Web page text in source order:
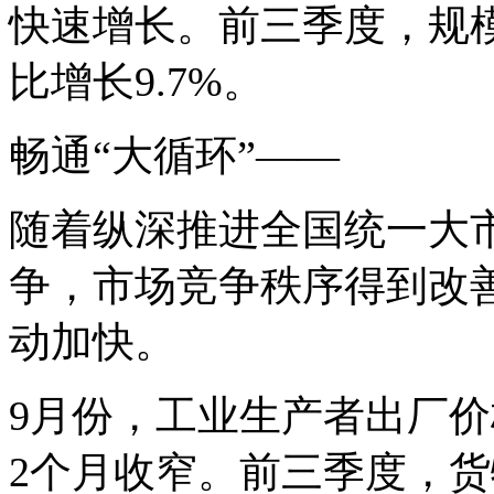
快速增长。前三季度，规
比增长9.7%。
畅通“大循环”——
随着纵深推进全国统一大
争，市场竞争秩序得到改
动加快。
9月份，工业生产者出厂
2个月收窄。前三季度，